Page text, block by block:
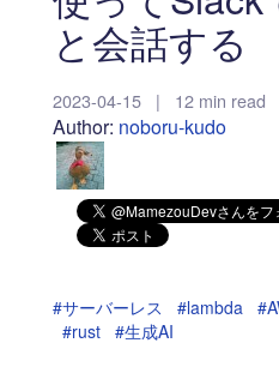
と会話する
2023-04-15 | 12 min read
Author: noboru-kudo
#サーバーレス #lambda
#rust #生成AI